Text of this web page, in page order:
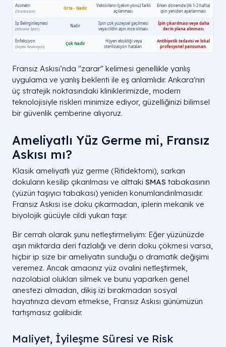
Fransız Askısı’nda "zarar" kelimesi genellikle yanlış
uygulama ve yanlış beklenti ile eş anlamlıdır. Ankara'nın
üç stratejik noktasındaki kliniklerimizde, modern
teknolojisiyle riskleri minimize ediyor, güzelliğinizi bilimsel
bir güvenlik çemberine alıyoruz.
Ameliyatlı Yüz Germe mi, Fransız
Askısı mı?
Klasik ameliyatlı yüz germe (Ritidektomi), sarkan
dokuların kesilip çıkarılması ve alttaki SMAS tabakasının
(yüzün taşıyıcı tabakası) yeniden konumlandırılmasıdır.
Fransız Askısı ise doku çıkarmadan, iplerin mekanik ve
biyolojik gücüyle cildi yukarı taşır.
Bir cerrah olarak şunu netleştirmeliyim: Eğer yüzünüzde
aşırı miktarda deri fazlalığı ve derin doku çökmesi varsa,
hiçbir ip size bir ameliyatın sunduğu o dramatik değişimi
veremez. Ancak amacınız yüz ovalini netleştirmek,
nazolabial olukları silmek ve bunu yaparken genel
anestezi almadan, dikiş izi bırakmadan sosyal
hayatınıza devam etmekse, Fransız Askısı günümüzün
tartışmasız galibidir.
Maliyet, İyileşme Süresi ve Risk